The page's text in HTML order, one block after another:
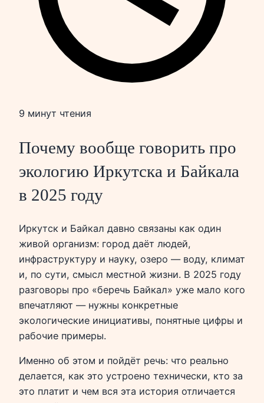
9 минут чтения
Почему вообще говорить про
экологию Иркутска и Байкала
в 2025 году
Иркутск и Байкал давно связаны как один
живой организм: город даёт людей,
инфраструктуру и науку, озеро — воду, климат
и, по сути, смысл местной жизни. В 2025 году
разговоры про «беречь Байкал» уже мало кого
впечатляют — нужны конкретные
экологические инициативы, понятные цифры и
рабочие примеры.
Именно об этом и пойдёт речь: что реально
делается, как это устроено технически, кто за
это платит и чем вся эта история отличается